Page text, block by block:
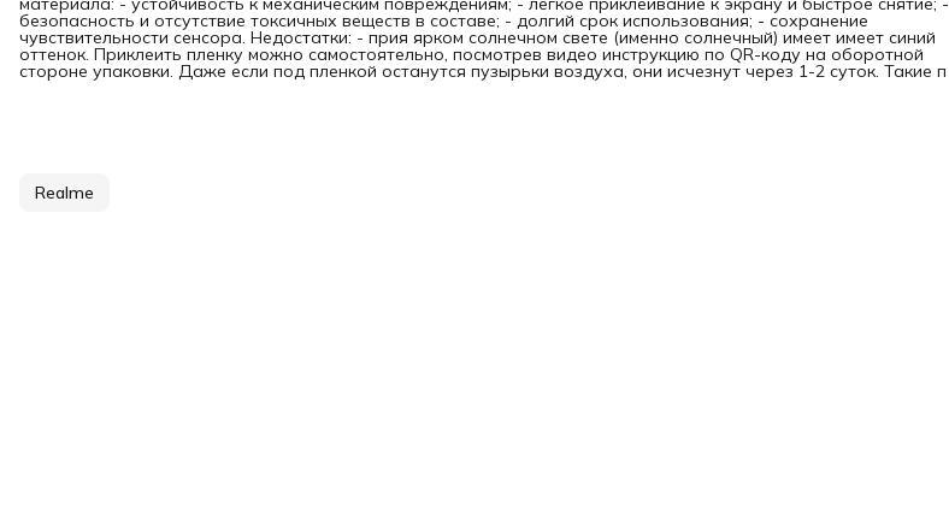
безопасность и отсутствие токсичных веществ в составе; - долгий срок использования; - сохранение
чувствительности сенсора. Недостатки: - прия ярком солнечном свете (именно солнечный) имеет имеет синий
оттенок. Приклеить пленку можно самостоятельно, посмотрев видео инструкцию по QR-коду на оборотной
стороне упаковки. Даже если под пленкой останутся пузырьки воздуха, они исчезнут через 1-2 суток. Такие п
Realme